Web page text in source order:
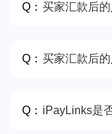
Q： 买家汇款后
Q： 买家汇款后
Q： iPayLinks是